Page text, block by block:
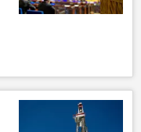
Sputnik
Ситуация вокруг приостановки деятельности сайта Sputnik Эстония